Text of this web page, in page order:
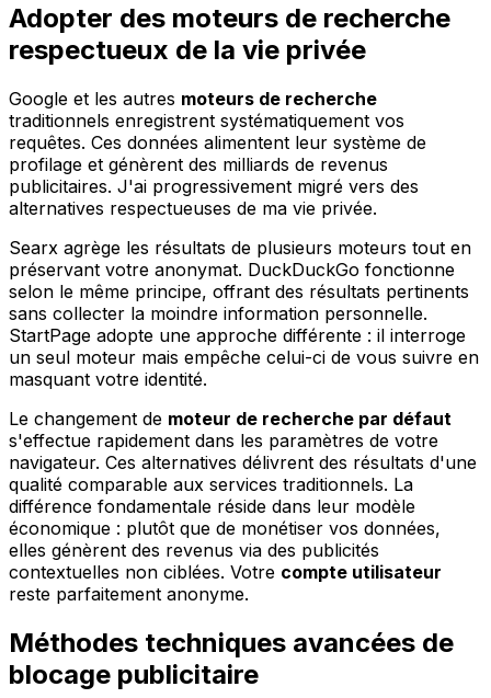
Adopter des moteurs de recherche
respectueux de la vie privée
Google et les autres moteurs de recherche
traditionnels enregistrent systématiquement vos
requêtes. Ces données alimentent leur système de
profilage et génèrent des milliards de revenus
publicitaires. J'ai progressivement migré vers des
alternatives respectueuses de ma vie privée.
Searx agrège les résultats de plusieurs moteurs tout en
préservant votre anonymat. DuckDuckGo fonctionne
selon le même principe, offrant des résultats pertinents
sans collecter la moindre information personnelle.
StartPage adopte une approche différente : il interroge
un seul moteur mais empêche celui-ci de vous suivre en
masquant votre identité.
Le changement de moteur de recherche par défaut
s'effectue rapidement dans les paramètres de votre
navigateur. Ces alternatives délivrent des résultats d'une
qualité comparable aux services traditionnels. La
différence fondamentale réside dans leur modèle
économique : plutôt que de monétiser vos données,
elles génèrent des revenus via des publicités
contextuelles non ciblées. Votre compte utilisateur
reste parfaitement anonyme.
Méthodes techniques avancées de
blocage publicitaire